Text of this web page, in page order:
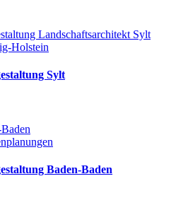
Holstein
Sylt
Baden-Baden